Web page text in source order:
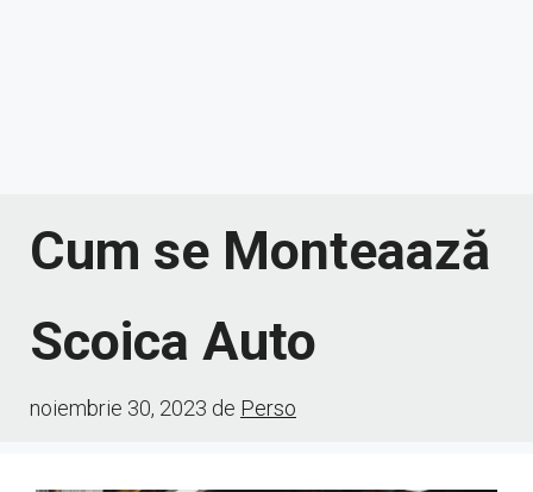
Cum se Monteaază
Scoica Auto
noiembrie 30, 2023 de Perso